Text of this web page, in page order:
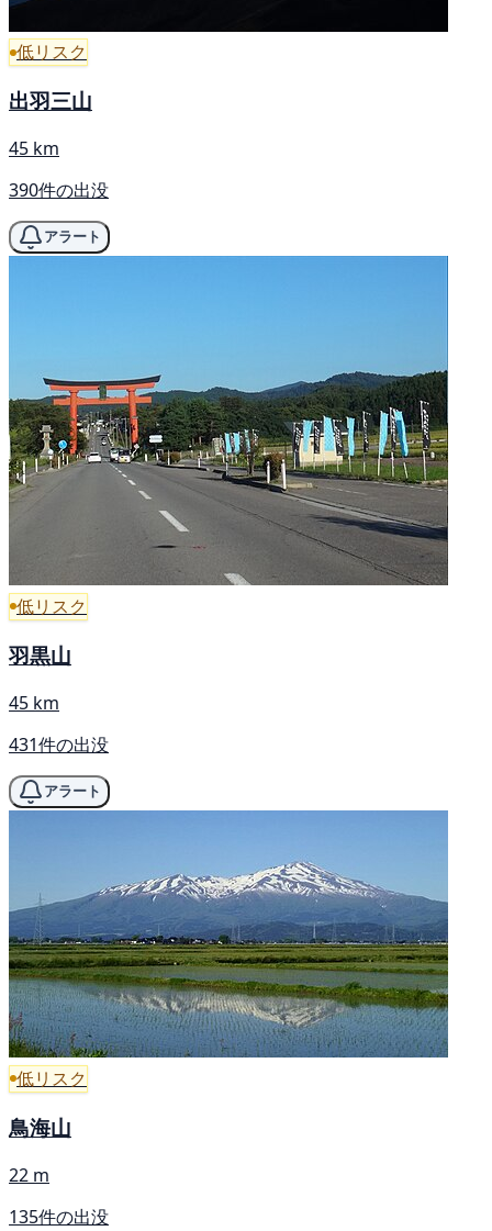
低リスク
出羽三山
45 km
390件の出没
アラート
低リスク
羽黒山
45 km
431件の出没
アラート
低リスク
鳥海山
22 m
135件の出没